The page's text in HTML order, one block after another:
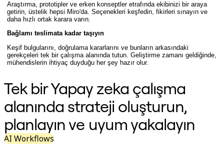
Uzmanlaşmış
Yol Haritaları
Süreç Haritalama
Technical Design ve Belgeler
Müşteri Yolculuğu Haritalama
Araştırma Sentezi
Design Workshops
Hedef Planlama
Org. Tasarımı
Çözümler
İş Segmentine Göre
Enterprise
Küçük İşletmeler
Araştırma, prototipler ve erken konseptler etrafında ekibinizi bir araya
getirin, üstelik hepsi Miro'da. Seçenekleri keşfedin, fikirleri sınayın ve
daha hızlı ortak karara varın.
Bağlamı teslimata kadar taşıyın
Keşif bulgularını, doğrulama kararlarını ve bunların arkasındaki
gerekçeleri tek bir çalışma alanında tutun. Geliştirme zamanı geldiğinde,
mühendislerin ihtiyaç duyduğu her şey hazır olur.
Tek bir Yapay zeka çalışma
alanında strateji oluşturun,
planlayın ve uyum yakalayın
AI Workflows